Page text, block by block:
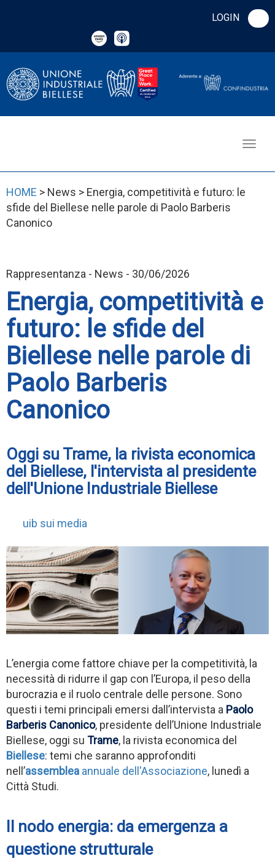
LOGIN
HOME > News > Energia, competitività e futuro: le
sfide del Biellese nelle parole di Paolo Barberis
Canonico
Rappresentanza - News - 30/06/2026
Energia, competitività e
futuro: le sfide del
Biellese nelle parole di
Paolo Barberis
Canonico
Oggi su Trame, la rivista economica
del Biellese, l'intervista al presidente
dell'Unione Industriale Biellese
uib sui media
L’energia come fattore chiave per la competitività, la
necessità di ridurre il gap con l’Europa, il peso della
burocrazia e il ruolo centrale delle persone. Sono
questi i temi principali emersi dall’intervista a Paolo
Barberis Canonico, presidente dell’Unione Industriale
Biellese, oggi su Trame, la rivista economica del
Biellese: temi che saranno approfonditi
nell’assemblea annuale dell'Associazione, lunedì a
Città Studi.
Il nodo energia: da emergenza a
questione strutturale